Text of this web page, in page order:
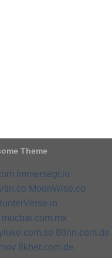
Theme
immersegt.io
MoonWise.co
mocbai.com.mx
88nn.com.de
8kbet.com.de